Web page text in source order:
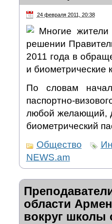
24 февраля 2011, 20:38
Многие
решении
2011 года в
и биометрические
По словам
паспортно-
любой желающий,
биометрический
Общество
NEWS.am
области
вокруг школы